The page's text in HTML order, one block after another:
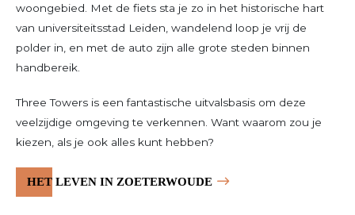
woongebied. Met de fiets sta je zo in het historische hart
van universiteitsstad Leiden, wandelend loop je vrij de
polder in, en met de auto zijn alle grote steden binnen
handbereik.
Three Towers is een fantastische uitvalsbasis om deze
veelzijdige omgeving te verkennen. Want waarom zou je
kiezen, als je ook alles kunt hebben?
HET LEVEN IN ZOETERWOUDE